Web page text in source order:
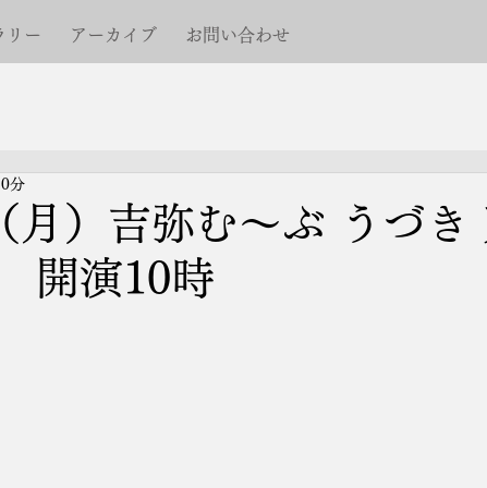
リー アーカイブ お問い合わせ
月）吉弥む～ぶ うづき
開演10時
分